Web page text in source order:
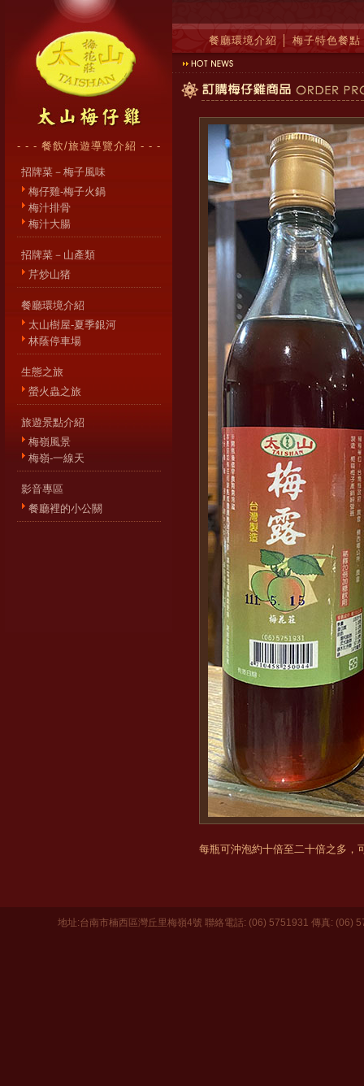
- - - 餐飲/旅遊導覽介紹 - - -
招牌菜－梅子風味
梅仔雞-梅子火鍋
梅汁排骨
梅汁大腸
招牌菜－山產類
芹炒山猪
餐廳環境介紹
太山樹屋-夏季銀河
林蔭停車場
生態之旅
螢火蟲之旅
旅遊景點介紹
梅嶺風景
梅嶺-一線天
影音專區
餐廳裡的小公關
餐廳環境介紹 梅子特色餐點
每瓶可沖泡約十倍至二十倍之多，
地址:台南市楠西區灣丘里梅嶺4號 聯絡電話: (06) 5751931 傳真: